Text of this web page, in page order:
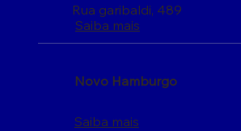
Saiba mais
Rua garibaldi, 489
Novo Hamburgo
Saiba mais